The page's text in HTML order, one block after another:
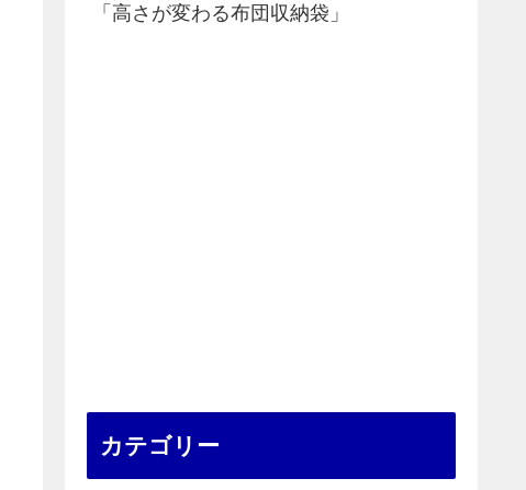
「高さが変わる布団収納袋」
カテゴリー